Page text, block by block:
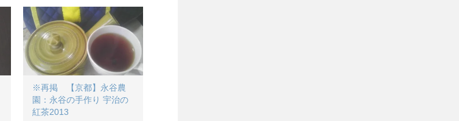
※再掲 【京都】永谷農
園：永谷の手作り 宇治の
紅茶2013